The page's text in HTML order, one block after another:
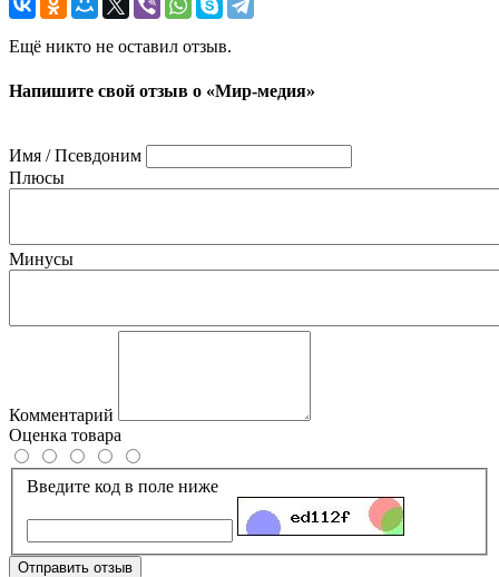
Ещё никто не оставил отзыв.
Напишите свой отзыв о «Мир-медия»
Имя / Псевдоним
Плюсы
Минусы
Комментарий
Оценка товара
Введите код в поле ниже
Отправить отзыв